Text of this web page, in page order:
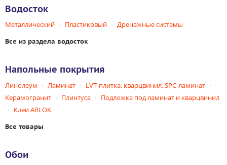
Водосток
Металлический Пластиковый Дренажные системы
Все из раздела водосток
Напольные покрытия
Линолеум Ламинат
LVT-плитка, кварцвинил, SPC-ламинат
Керамогранит
Плинтуса
Подложка под ламинат и кварцвинил
Клеи ARLOK
Все товары
Обои